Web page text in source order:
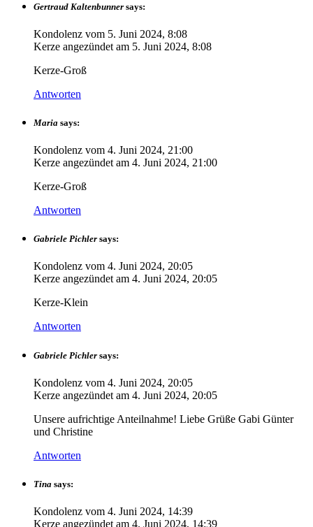
Gertraud Kaltenbunner says:
Kondolenz vom 5. Juni 2024, 8:08
Kerze angezündet am 5. Juni 2024, 8:08
Kerze-Groß
Antworten
Maria says:
Kondolenz vom 4. Juni 2024, 21:00
Kerze angezündet am 4. Juni 2024, 21:00
Kerze-Groß
Antworten
Gabriele Pichler says:
Kondolenz vom 4. Juni 2024, 20:05
Kerze angezündet am 4. Juni 2024, 20:05
Kerze-Klein
Antworten
Gabriele Pichler says:
Kondolenz vom 4. Juni 2024, 20:05
Kerze angezündet am 4. Juni 2024, 20:05
Unsere aufrichtige Anteilnahme! Liebe Grüße Gabi Günter
und Christine
Antworten
Tina says:
Kondolenz vom 4. Juni 2024, 14:39
Kerze angezündet am 4. Juni 2024, 14:39